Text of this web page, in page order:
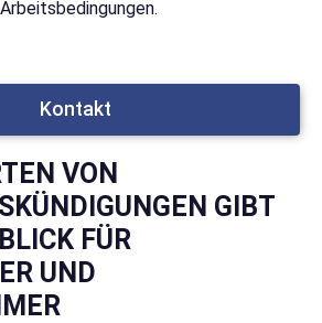
Kontakt
VON
GIBT
FÜR
UND